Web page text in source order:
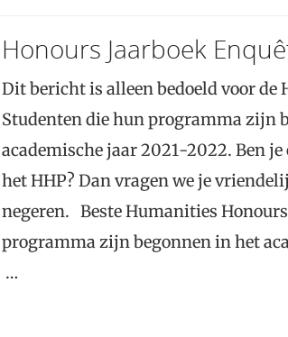
Honours Jaarboek
Dit bericht is alleen bedoeld voor de
Studenten die hun programma zijn
academische jaar 2021-2022. Ben
het HHP? Dan vragen we je
negeren. Beste Humanities
programma zijn begonnen in het
…